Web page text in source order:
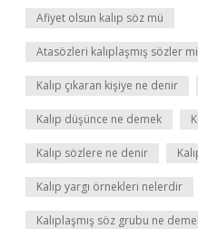
Afiyet olsun kalıp söz mü
Atasözleri kalıplaşmış sözler
Kalıp çıkaran kişiye ne denir
Kalıp düşünce ne demek
Kalıp sözlere ne denir
Kalıp yargı örnekleri nelerdir
Kalıplaşmış söz grubu ne